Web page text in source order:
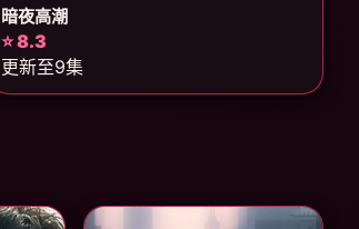
暗夜高潮
⭐ 8.3
更新至9集